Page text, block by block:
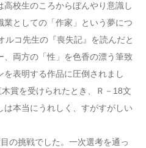
校生のころからぼんやり意識し
としての「作家」という夢につ
ルコ先生の『喪失記』を読んだと
、両方の「性」を色香の漂う筆致
表明する作品に圧倒されまし
賞を受けられたとき、Ｒ－18文
本当にうれしく、すがすがしい
の挑戦でした。一次選考を通っ